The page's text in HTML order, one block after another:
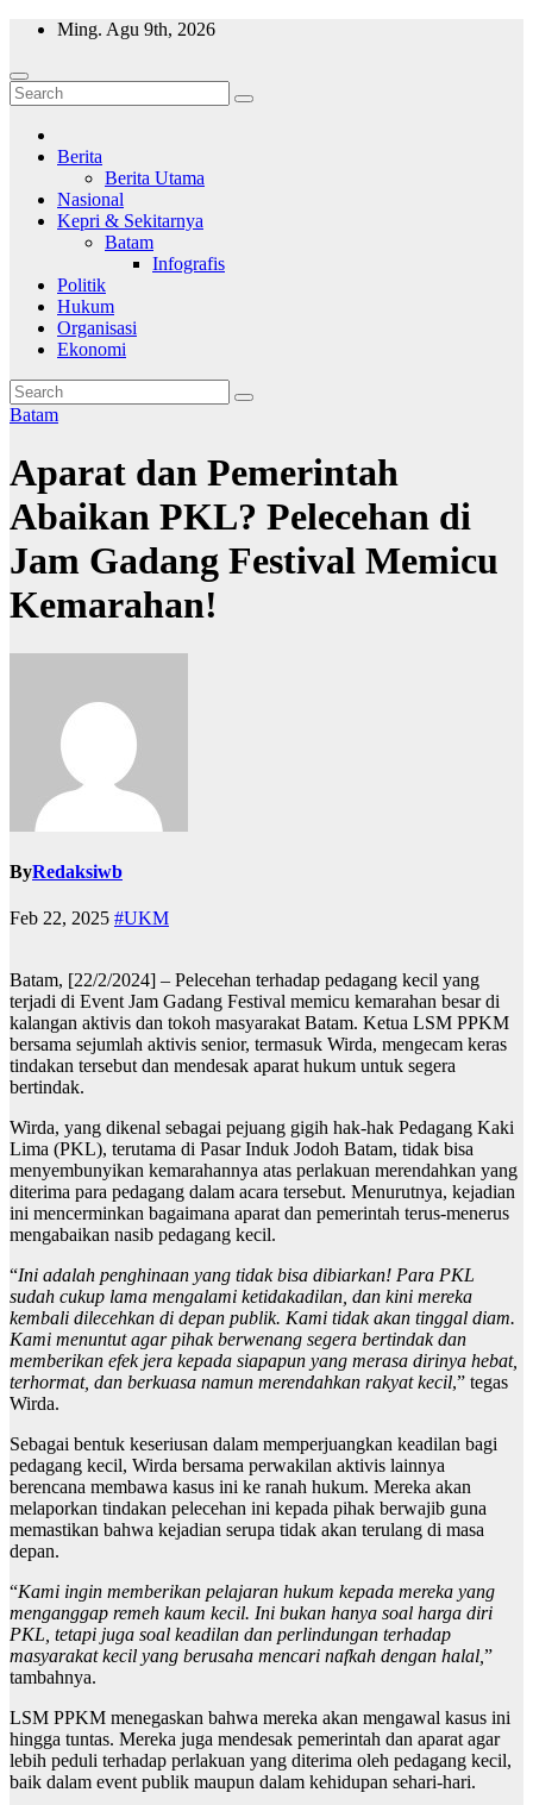
Skip
content
Ming. Agu 9th, 2026
Wajah Batam
CCTV nya kota Batam
Berita
Berita Utama
Nasional
Kepri & Sekitarnya
Batam
Infografis
Politik
Hukum
Organisasi
Ekonomi
Batam
Aparat dan Pemerintah
Abaikan PKL? Pelecehan di
Jam Gadang Festival Memicu
Kemarahan!
ByRedaksiwb
Feb 22, 2025 #UKM
Batam, [22/2/2024] – Pelecehan terhadap pedagang kecil yang
terjadi di Event Jam Gadang Festival memicu kemarahan besar di
kalangan aktivis dan tokoh masyarakat Batam. Ketua LSM PPKM
bersama sejumlah aktivis senior, termasuk Wirda, mengecam keras
tindakan tersebut dan mendesak aparat hukum untuk segera
bertindak.
Wirda, yang dikenal sebagai pejuang gigih hak-hak Pedagang Kaki
Lima (PKL), terutama di Pasar Induk Jodoh Batam, tidak bisa
menyembunyikan kemarahannya atas perlakuan merendahkan yang
diterima para pedagang dalam acara tersebut. Menurutnya, kejadian
ini mencerminkan bagaimana aparat dan pemerintah terus-menerus
mengabaikan nasib pedagang kecil.
“Ini adalah penghinaan yang tidak bisa dibiarkan! Para PKL
sudah cukup lama mengalami ketidakadilan, dan kini mereka
kembali dilecehkan di depan publik. Kami tidak akan tinggal diam.
Kami menuntut agar pihak berwenang segera bertindak dan
memberikan efek jera kepada siapapun yang merasa dirinya hebat,
terhormat, dan berkuasa namun merendahkan rakyat kecil,” tegas
Wirda.
Sebagai bentuk keseriusan dalam memperjuangkan keadilan bagi
pedagang kecil, Wirda bersama perwakilan aktivis lainnya
berencana membawa kasus ini ke ranah hukum. Mereka akan
melaporkan tindakan pelecehan ini kepada pihak berwajib guna
memastikan bahwa kejadian serupa tidak akan terulang di masa
depan.
“Kami ingin memberikan pelajaran hukum kepada mereka yang
menganggap remeh kaum kecil. Ini bukan hanya soal harga diri
PKL, tetapi juga soal keadilan dan perlindungan terhadap
masyarakat kecil yang berusaha mencari nafkah dengan halal,”
tambahnya.
LSM PPKM menegaskan bahwa mereka akan mengawal kasus ini
hingga tuntas. Mereka juga mendesak pemerintah dan aparat agar
lebih peduli terhadap perlakuan yang diterima oleh pedagang kecil,
baik dalam event publik maupun dalam kehidupan sehari-hari.